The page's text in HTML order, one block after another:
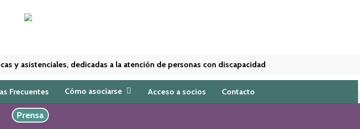
y asistenciales, dedicadas a la atención de personas con discapacidad
Frecuentes Cómo asociarse Acceso a socios Contacto
Prensa